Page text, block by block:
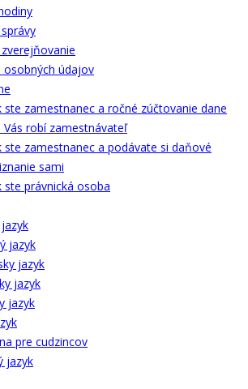
osobných údajov
ste zamestnanec a ročné zúčtovanie dane
Vás robí zamestnávateľ
ste zamestnanec a podávate si daňové
sami
ste právnická osoba
jazyk
jazyk
jazyk
jazyk
pre cudzincov
jazyk